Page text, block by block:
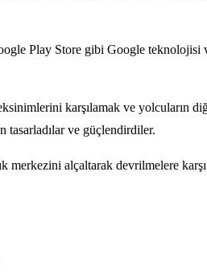
Play Store gibi Google teknolojisi
karşılamak ve yolcuların
tasarladılar ve güçlendirdiler.
merkezini alçaltarak devrilmelere